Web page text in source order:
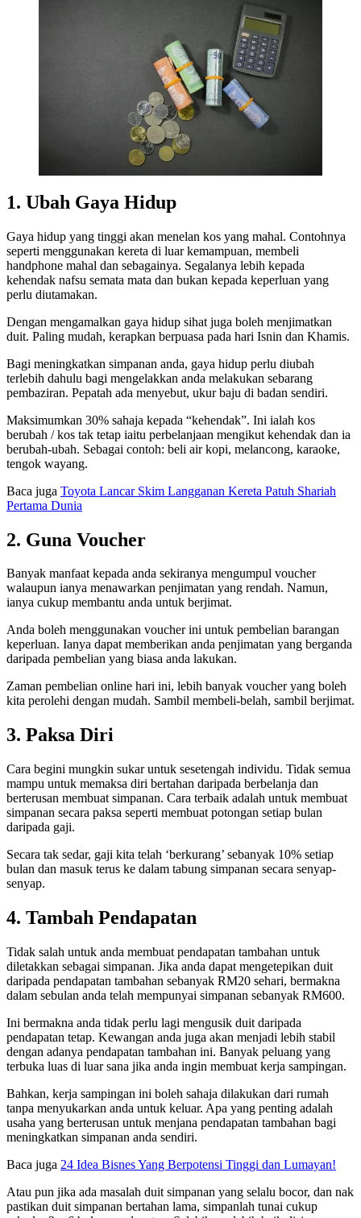
1. Ubah Gaya Hidup
Gaya hidup yang tinggi akan menelan kos yang mahal. Contohnya
seperti menggunakan kereta di luar kemampuan, membeli
handphone mahal dan sebagainya. Segalanya lebih kepada
kehendak nafsu semata mata dan bukan kepada keperluan yang
perlu diutamakan.
Dengan mengamalkan gaya hidup sihat juga boleh menjimatkan
duit. Paling mudah, kerapkan berpuasa pada hari Isnin dan Khamis.
Bagi meningkatkan simpanan anda, gaya hidup perlu diubah
terlebih dahulu bagi mengelakkan anda melakukan sebarang
pembaziran. Pepatah ada menyebut, ukur baju di badan sendiri.
Maksimumkan 30% sahaja kepada “kehendak”. Ini ialah kos
berubah / kos tak tetap iaitu perbelanjaan mengikut kehendak dan ia
berubah-ubah. Sebagai contoh: beli air kopi, melancong, karaoke,
tengok wayang.
Baca juga Toyota Lancar Skim Langganan Kereta Patuh Shariah
Pertama Dunia
2. Guna Voucher
Banyak manfaat kepada anda sekiranya mengumpul voucher
walaupun ianya menawarkan penjimatan yang rendah. Namun,
ianya cukup membantu anda untuk berjimat.
Anda boleh menggunakan voucher ini untuk pembelian barangan
keperluan. Ianya dapat memberikan anda penjimatan yang berganda
daripada pembelian yang biasa anda lakukan.
Zaman pembelian online hari ini, lebih banyak voucher yang boleh
kita perolehi dengan mudah. Sambil membeli-belah, sambil berjimat.
3. Paksa Diri
Cara begini mungkin sukar untuk sesetengah individu. Tidak semua
mampu untuk memaksa diri bertahan daripada berbelanja dan
berterusan membuat simpanan. Cara terbaik adalah untuk membuat
simpanan secara paksa seperti membuat potongan setiap bulan
daripada gaji.
Secara tak sedar, gaji kita telah ‘berkurang’ sebanyak 10% setiap
bulan dan masuk terus ke dalam tabung simpanan secara senyap-
senyap.
4. Tambah Pendapatan
Tidak salah untuk anda membuat pendapatan tambahan untuk
diletakkan sebagai simpanan. Jika anda dapat mengetepikan duit
daripada pendapatan tambahan sebanyak RM20 sehari, bermakna
dalam sebulan anda telah mempunyai simpanan sebanyak RM600.
Ini bermakna anda tidak perlu lagi mengusik duit daripada
pendapatan tetap. Kewangan anda juga akan menjadi lebih stabil
dengan adanya pendapatan tambahan ini. Banyak peluang yang
terbuka luas di luar sana jika anda ingin membuat kerja sampingan.
Bahkan, kerja sampingan ini boleh sahaja dilakukan dari rumah
tanpa menyukarkan anda untuk keluar. Apa yang penting adalah
usaha yang berterusan untuk menjana pendapatan tambahan bagi
meningkatkan simpanan anda sendiri.
Baca juga 24 Idea Bisnes Yang Berpotensi Tinggi dan Lumayan!
Atau pun jika ada masalah duit simpanan yang selalu bocor, dan nak
pastikan duit simpanan bertahan lama, simpanlah tunai cukup